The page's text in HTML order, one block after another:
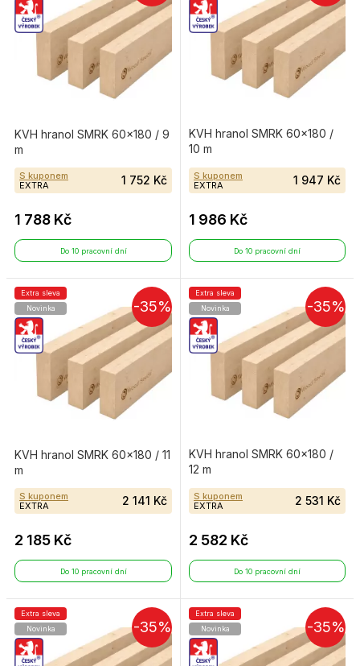
KVH hranol SMRK 60×180 / 9
m
S kuponem
EXTRA
1 752 Kč
1 788 Kč
Do 10 pracovní dní
KVH hranol SMRK 60×180 /
10 m
S kuponem
EXTRA
1 947 Kč
1 986 Kč
Do 10 pracovní dní
-35%
Extra sleva
Novinka
KVH hranol SMRK 60×180 / 11
m
S kuponem
EXTRA
2 141 Kč
2 185 Kč
Do 10 pracovní dní
-35%
Extra sleva
Novinka
KVH hranol SMRK 60×180 /
12 m
S kuponem
EXTRA
2 531 Kč
2 582 Kč
Do 10 pracovní dní
-35%
Extra sleva
Novinka
-35%
Extra sleva
Novinka